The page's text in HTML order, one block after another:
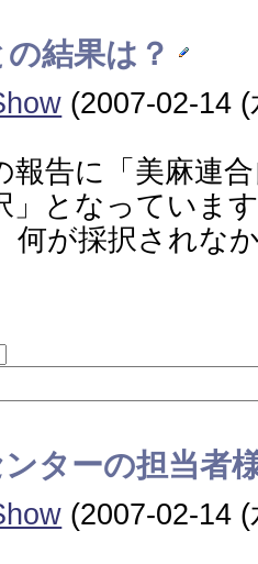
結果は？
(2007-02-14
報告に「美麻連
」となっていま
何が採択されな
ターの担当者
(2007-02-14